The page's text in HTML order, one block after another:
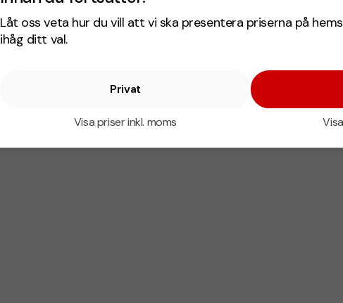
Låt oss veta hur du vill att vi ska presentera priserna på
ihåg ditt val.
Privat
Visa priser inkl. moms